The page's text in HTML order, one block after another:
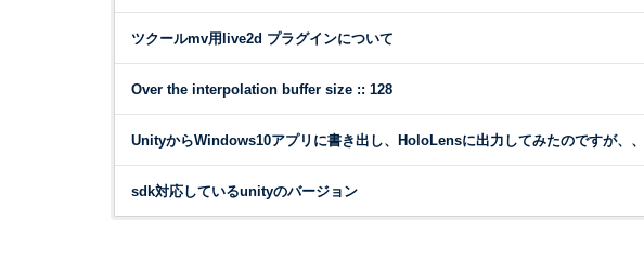
ツクールmv用live2d プラグインについて
Over the interpolation buffer size :: 128
UnityからWindows10アプリに書き出し、HoloLensに出力してみたのですが、、
sdk対応しているunityのバージョン